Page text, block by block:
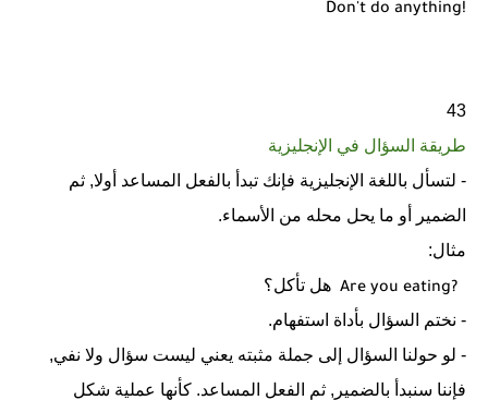
Don't do anything!
43
طريقة السؤال في الإنجليزية
- لتسأل باللغة الإنجليزية فإنك تبدأ بالفعل المساعد أولا, ثم
الضمير أو ما يحل محله من الأسماء.
مثال:
Are you eating? هل تأكل؟
- نختم السؤال بأداة استفهام.
- لو حولنا السؤال إلى جملة مثبته يعني ليست سؤال ولا نفي,
فإننا سنبدأ بالضمير, ثم الفعل المساعد. كأنها عملية شكل